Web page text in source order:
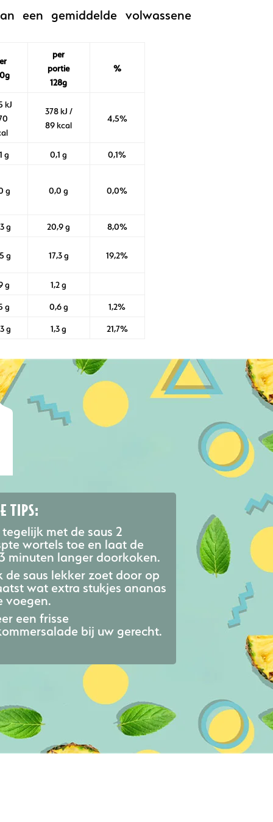
een gemiddelde volwassene
per
portie
128g
%
kJ
378 kJ /
89 kcal
4,5%
g 0,1 g 0,1%
g 0,0 g 0,0%
g 20,9 g 8,0%
g 17,3 g 19,2%
g
1,2 g
g
0,6 g
1,2%
g
1,3 g 21,7%
TIPS:
met de saus 2
wortels toe en laat de
minuten langer doorkoken.
de saus lekker zoet door op
wat extra stukjes ananas
voegen.
een frisse
bij uw gerecht.